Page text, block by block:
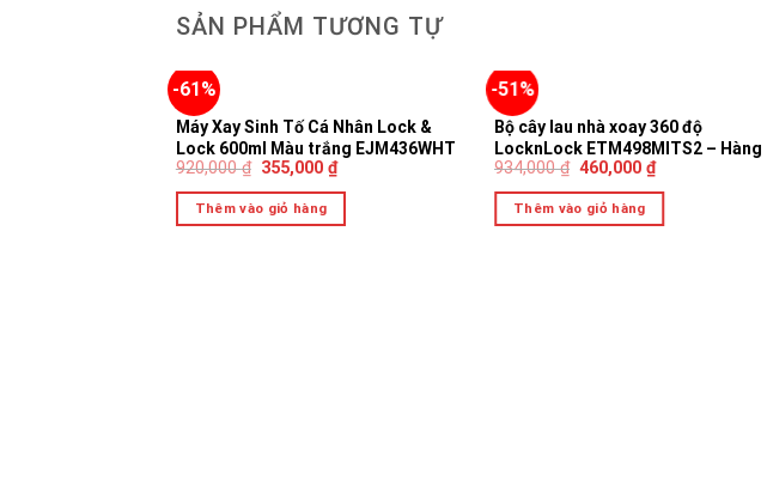
SẢN PHẨM TƯƠNG TỰ
-61%
Máy Xay Sinh Tố Cá Nhân Lock &
Lock 600ml Màu trắng EJM436WHT
Chính Hãng
920,000₫ 355,000₫
Thêm vào giỏ hàng
-51%
Bộ cây lau nhà xoay 360 độ
LocknLock ETM498MITS2 – Hàng
chính hàng, có thùng vắt, có 3 bông
lau
934,000₫ 460,000₫
Thêm vào giỏ hàng